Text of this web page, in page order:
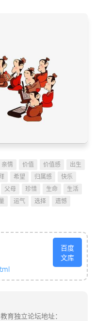
亲情 价值 价值感
出生
希望 归属感
快乐
父母 珍惜 生命
生活
运气 选择
遗憾
百度
文库
育独立论坛地址：